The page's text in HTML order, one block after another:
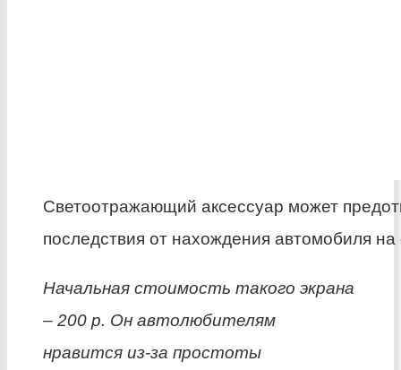
Светоотражающий аксессуар может
последствия от нахождения автомобиля на
Начальная стоимость такого экрана
– 200 р. Он автолюбителям
нравится из-за простоты